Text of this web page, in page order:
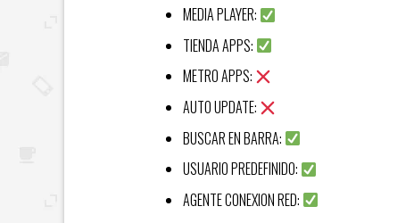
MEDIA PLAYER:
TIENDA APPS:
METRO APPS:
AUTO UPDATE:
BUSCAR EN BARRA:
USUARIO PREDEFINIDO:
AGENTE CONEXION RED: